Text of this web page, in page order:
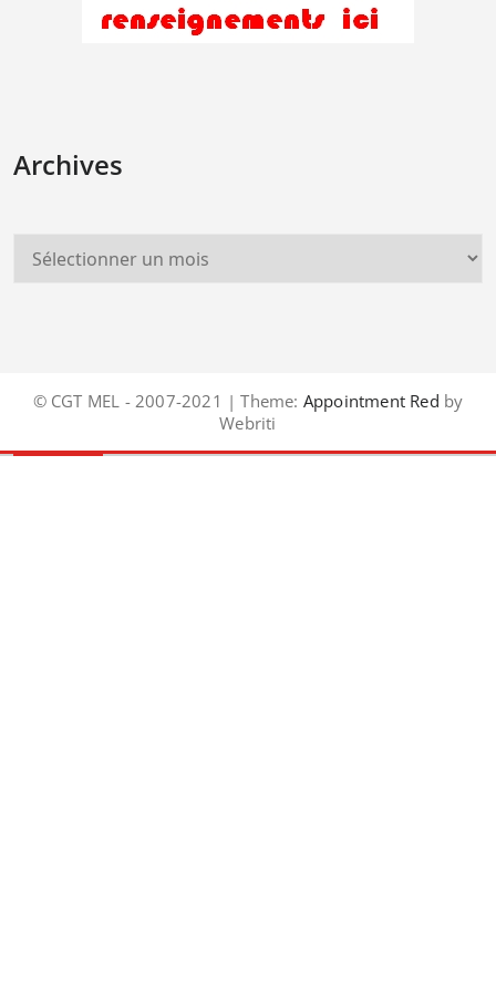
Archives
© CGT MEL - 2007-2021 | Theme: Appointment Red by
Webriti